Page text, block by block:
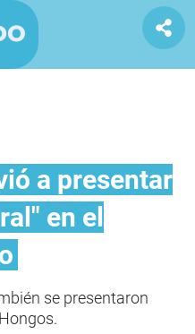
a presentar
en el
se presentaron